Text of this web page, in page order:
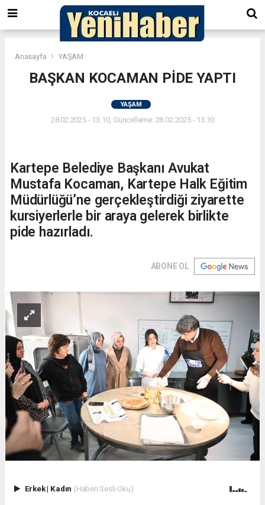
Anasayfa YAŞAM
BAŞKAN KOCAMAN PİDE YAPTI
YAŞAM
28.02.2025 - 13:10, Güncelleme: 28.02.2025 - 13:10
Kartepe Belediye Başkanı Avukat
Mustafa Kocaman, Kartepe Halk Eğitim
Müdürlüğü’ne gerçekleştirdiği ziyarette
kursiyerlerle bir araya gelerek birlikte
pide hazırladı.
ABONE OL
Erkek| Kadın (Haberi Sesli Oku)